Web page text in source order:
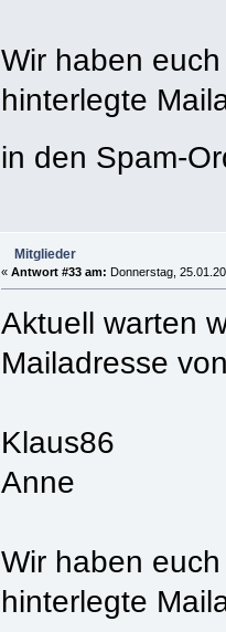
Wir haben
hinterlegte
in den Spam-
Mitglieder
«Antwort #33 am: Donnerstag,
Aktuell warten
Mailadresse
Klaus86
Anne
Wir haben
hinterlegte